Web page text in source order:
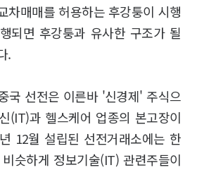
차매매를 허용하는 후강퉁이 시행
되면 후강퉁과 유사한 구조가 될
.
국 선전은 이른바 '신경제' 주식으
(IT)과 헬스케어 업종의 본고장이
12월 설립된 선전거래소에는 한
슷하게 정보기술(IT) 관련주들이